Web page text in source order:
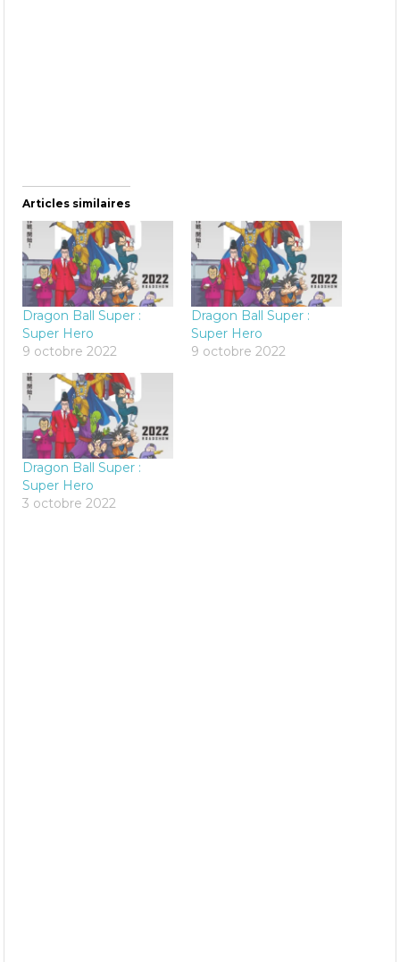
Articles similaires
Dragon Ball Super :
Super Hero
9 octobre 2022
Dragon Ball Super :
Super Hero
9 octobre 2022
Dragon Ball Super :
Super Hero
3 octobre 2022